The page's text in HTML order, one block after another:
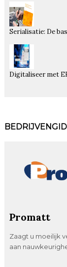
Serialisatie: De
Digitaliseer met
Promatt
Zaagt u moeilijk
aan